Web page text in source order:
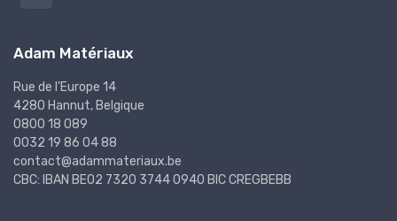
Adam Matériaux
Rue de l'Europe 14
4280 Hannut, Belgique
0800 18 089
0032 19 86 04 88
contact@adammateriaux.be
CBC: IBAN BE02 7320 3744 0940 BIC CREGBEBB